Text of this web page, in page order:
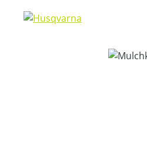
Bildergalerie überspringen